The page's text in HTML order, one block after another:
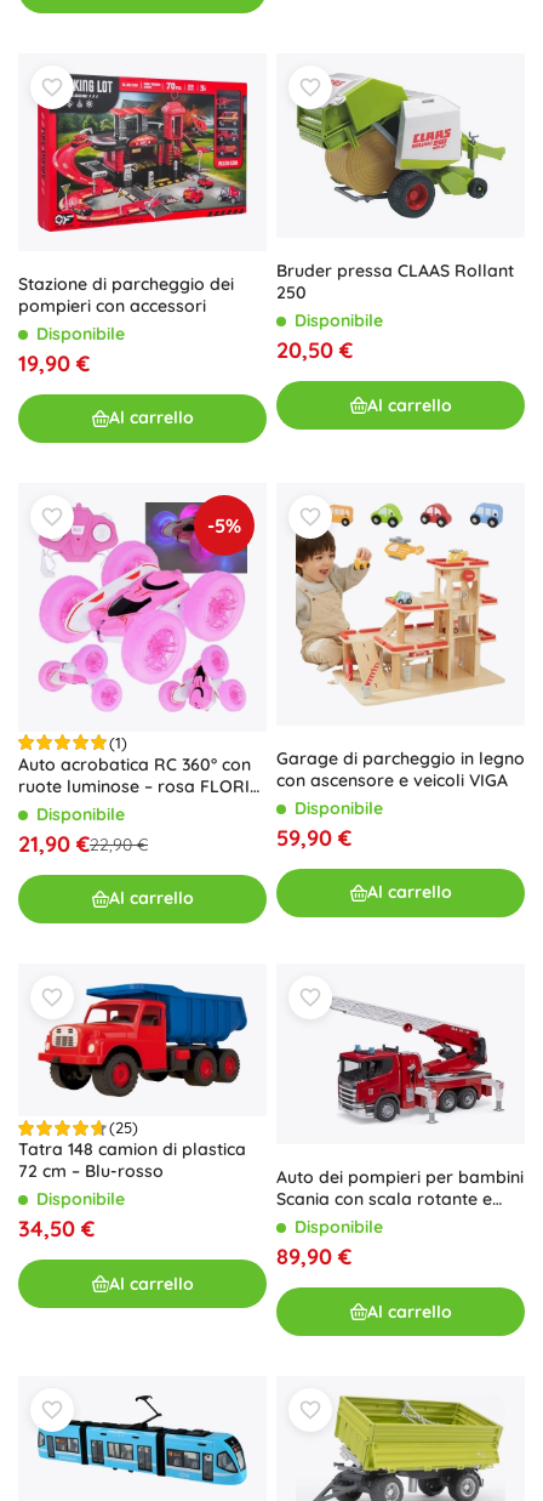
Stazione di parcheggio dei
pompieri con accessori
Disponibile
19,90 €
Al carrello
Bruder pressa CLAAS Rollant
250
Disponibile
20,50 €
Al carrello
-5%
(1)
Auto acrobatica RC 360° con
ruote luminose – rosa FLORID
Rolling
Disponibile
21,90 €22,90 €
Al carrello
Garage di parcheggio in legno
con ascensore e veicoli VIGA
Disponibile
59,90 €
Al carrello
(25)
Tatra 148 camion di plastica
72 cm – Blu-rosso
Disponibile
34,50 €
Al carrello
Auto dei pompieri per bambini
Scania con scala rotante e
cannone ad acqua
Disponibile
89,90 €
Al carrello